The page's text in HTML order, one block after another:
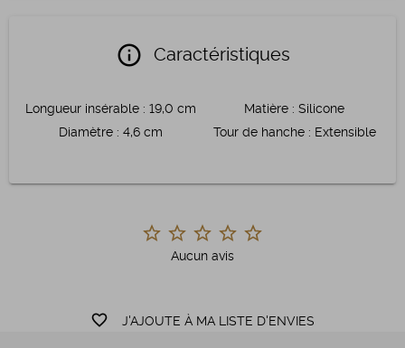
Aucun avis
favorite_border J'AJOUTE À MA LISTE D'ENVIES
info Caractéristiques
Longueur insérable : 19,0 cm
Diamètre : 4,6 cm
Matière : Silicone
Tour de hanche: Extensible